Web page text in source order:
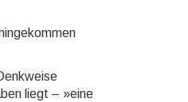
liegt – »eine